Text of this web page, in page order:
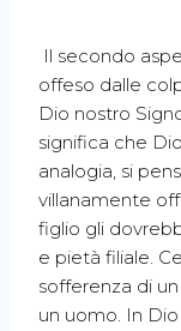
Il secondo
offeso dalle
Dio nostro
significa che
analogia, si
villanamente
figlio gli
e pietà filiale.
sofferenza di
un uomo. In